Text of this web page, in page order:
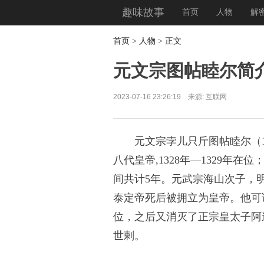
趣味故事 首页 人物 解
首页 > 人物 > 正文
元文宗图帖睦尔简
2023-07-16 23:26:19 来源: 互联网
元文宗孛儿只斤图帖睦尔（
八代皇帝,1328年—1329年在位
间共计5年。元武宗海山次子，
泰定帝死后被拥立为皇帝。他
位，之后又消灭了正宗皇太子
世剌。